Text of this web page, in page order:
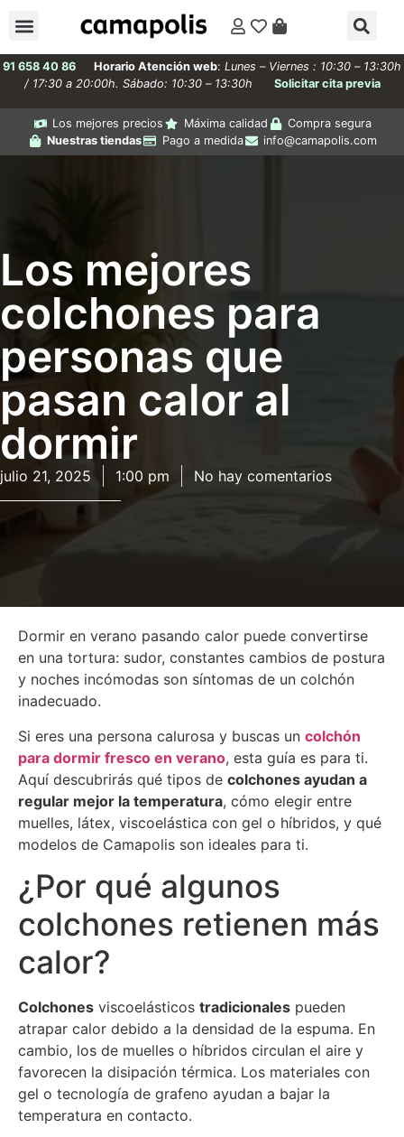
91 658 40 86 Horario Atención web: Lunes – Viernes : 10:30 – 13:30h
/ 17:30 a 20:00h. Sábado: 10:30 – 13:30h
Solicitar cita previa
Los mejores precios Máxima calidad
Compra segura
Nuestras tiendas
Pago a medida info@camapolis.com
Los mejores
colchones para
personas que
pasan calor al
dormir
julio 21, 2025 1:00 pm No hay comentarios
Dormir en verano pasando calor puede convertirse
en una tortura: sudor, constantes cambios de postura
y noches incómodas son síntomas de un colchón
inadecuado.
Si eres una persona calurosa y buscas un colchón
para dormir fresco en verano, esta guía es para ti.
Aquí descubrirás qué tipos de colchones ayudan a
regular mejor la temperatura, cómo elegir entre
muelles, látex, viscoelástica con gel o híbridos, y qué
modelos de Camapolis son ideales para ti.
¿Por qué algunos
colchones retienen más
calor?
Colchones viscoelásticos tradicionales pueden
atrapar calor debido a la densidad de la espuma. En
cambio, los de muelles o híbridos circulan el aire y
favorecen la disipación térmica. Los materiales con
gel o tecnología de grafeno ayudan a bajar la
temperatura en contacto.